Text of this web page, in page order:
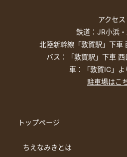
アクセス
鉄道：JR小浜
北陸新幹線「敦賀駅」下車
バス：「敦賀駅」下車
車：「敦賀IC」
駐車場はこ
トップページ
ちえなみきとは